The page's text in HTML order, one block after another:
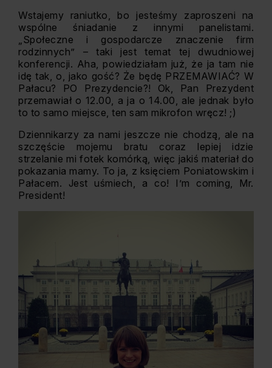
Wstajemy raniutko, bo jesteśmy zaproszeni na
wspólne śniadanie z innymi panelistami.
„Społeczne i gospodarcze znaczenie firm
rodzinnych” – taki jest temat tej dwudniowej
konferencji. Aha, powiedziałam już, że ja tam nie
idę tak, o, jako gość? Że będę PRZEMAWIAĆ? W
Pałacu? PO Prezydencie?! Ok, Pan Prezydent
przemawiał o 12.00, a ja o 14.00, ale jednak było
to to samo miejsce, ten sam mikrofon wręcz! ;)
Dziennikarzy za nami jeszcze nie chodzą, ale na
szczęście mojemu bratu coraz lepiej idzie
strzelanie mi fotek komórką, więc jakiś materiał do
pokazania mamy. To ja, z księciem Poniatowskim i
Pałacem. Jest uśmiech, a co! I’m coming, Mr.
President!